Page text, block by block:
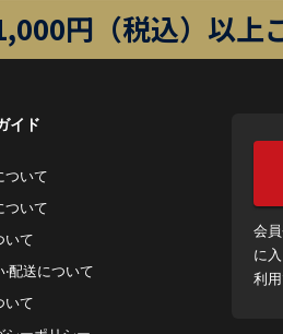
円（税込）以上
イド
ついて
ついて
いて
‧配送について
いて
会
に
利用